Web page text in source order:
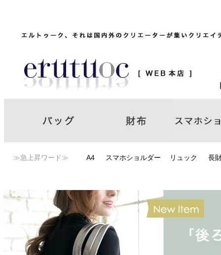
≫急上昇ワード≫ A4 スマホショルダー リュック 長